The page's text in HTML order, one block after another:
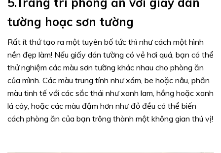
tường hoạc sơn tường
Rất ít thứ tạo ra một tuyên bố tức thì như cách một hình
nền đẹp làm! Nếu giấy dán tường có vẻ hơi quá, bạn có thể
thử nghiệm các màu sơn tường khác nhau cho phòng ăn
của mình. Các màu trung tính như xám, be hoặc nâu, phấn
màu tinh tế với các sắc thái như xanh lam, hồng hoặc xanh
lá cây, hoặc các màu đậm hơn như đỏ đều có thể biến
cách phòng ăn của bạn trông thành một không gian thú vị!